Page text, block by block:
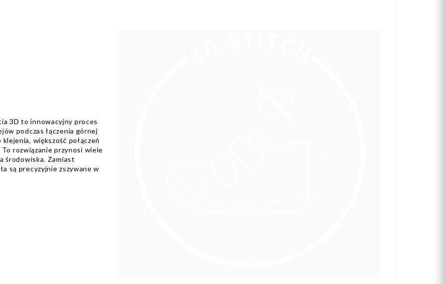
3D to innowacyjny proces
podczas łączenia górnej
większość połączeń
rozwiązanie przynosi wiele
środowiska. Zamiast
są precyzyjnie zszywane w